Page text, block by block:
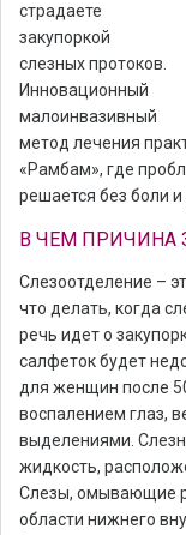
страдаете
закупоркой
слезных протоков.
Инновационный
малоинвазивный
метод лечения
«Рамбам», где
решается без боли и
В ЧЕМ ПРИЧИНА
Слезоотделение –
что делать, когда
речь идет о
салфеток будет
для женщин после
воспалением глаз,
выделениями.
жидкость,
Слезы, омывающие
области нижнего